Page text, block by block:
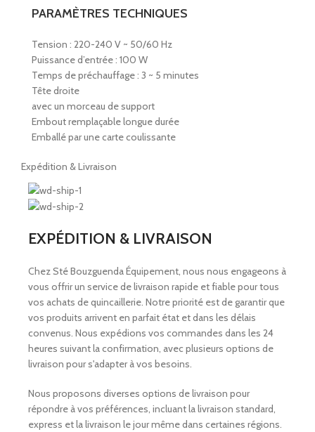
PARAMÈTRES TECHNIQUES
Tension : 220-240 V ~ 50/60 Hz
Puissance d’entrée : 100 W
Temps de préchauffage : 3 ~ 5 minutes
Tête droite
avec un morceau de support
Embout remplaçable longue durée
Emballé par une carte coulissante
Expédition & Livraison
EXPÉDITION & LIVRAISON
Chez Sté Bouzguenda Équipement, nous nous engageons à
vous offrir un service de livraison rapide et fiable pour tous
vos achats de quincaillerie. Notre priorité est de garantir que
vos produits arrivent en parfait état et dans les délais
convenus. Nous expédions vos commandes dans les 24
heures suivant la confirmation, avec plusieurs options de
livraison pour s'adapter à vos besoins.
Nous proposons diverses options de livraison pour
répondre à vos préférences, incluant la livraison standard,
express et la livraison le jour même dans certaines régions.